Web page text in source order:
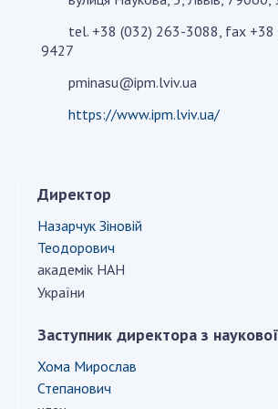
СТРУКТУРА
Президія НАН України
Секція хімічних і біологічних наук
Секція суспільних і гуманітарних
Установи при Президії
Ради, комітети та комісії
Наукові центри МОН та НАН
Громадські організації
tel. +38 (032) 263-3088, fax +38
9427
pminasu@ipm.lviv.ua
https://www.ipm.lviv.ua/
Директор
Назарчук Зіновій
Теодорович
академік НАН
України
Заступник директора з
Хома Мирослав
Степанович